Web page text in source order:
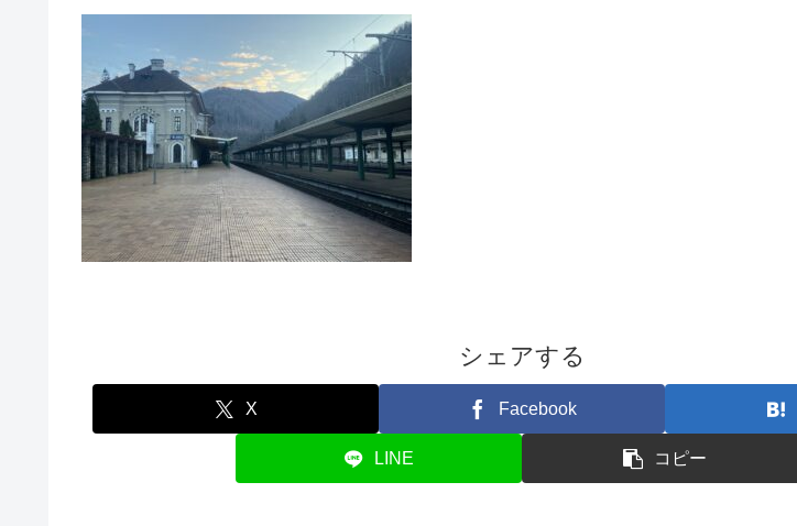
シェアする
X Facebook
LINE コピー